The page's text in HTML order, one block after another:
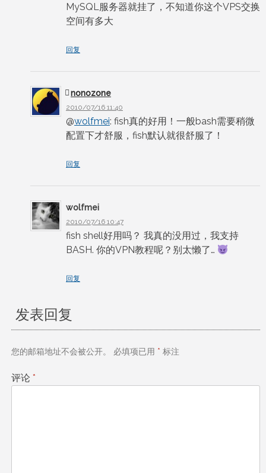
MySQL服务器就挂了，不知道你这个VPS交换
空间有多大
回复
nonozone
2010/07/16 11:40
@wolfmei: fish真的好用！一般bash需要稍微
配置下才舒服，fish默认就很舒服了！
回复
wolfmei
2010/07/16 10:47
fish shell好用吗？ 我真的没用过，我支持
BASH. 你的VPN教程呢？别太懒了…
回复
发表回复
您的邮箱地址不会被公开。 必填项已用 * 标注
评论 *